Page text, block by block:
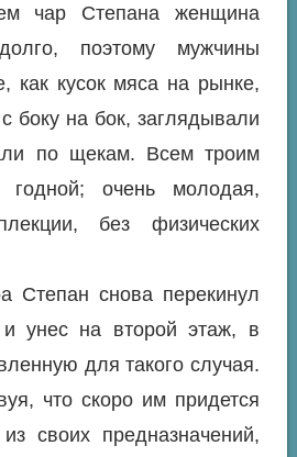
чар Степана женщина
поэтому мужчины
как кусок мяса на рынке,
боку на бок, заглядывали
по щекам. Всем троим
годной; очень молодая,
без физических
Степан снова перекинул
унес на второй этаж, в
для такого случая.
что скоро им придется
своих предназначений,